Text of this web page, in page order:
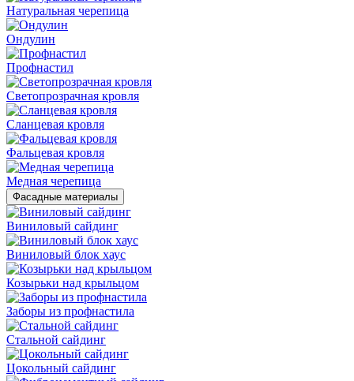
Натуральная черепица
Ондулин
Профнастил
Светопрозрачная кровля
Сланцевая кровля
Фальцевая кровля
Медная черепица
Фасадные материалы
Виниловый сайдинг
Виниловый блок хаус
Козырьки над крыльцом
Заборы из профнастила
Стальной сайдинг
Цокольный сайдинг